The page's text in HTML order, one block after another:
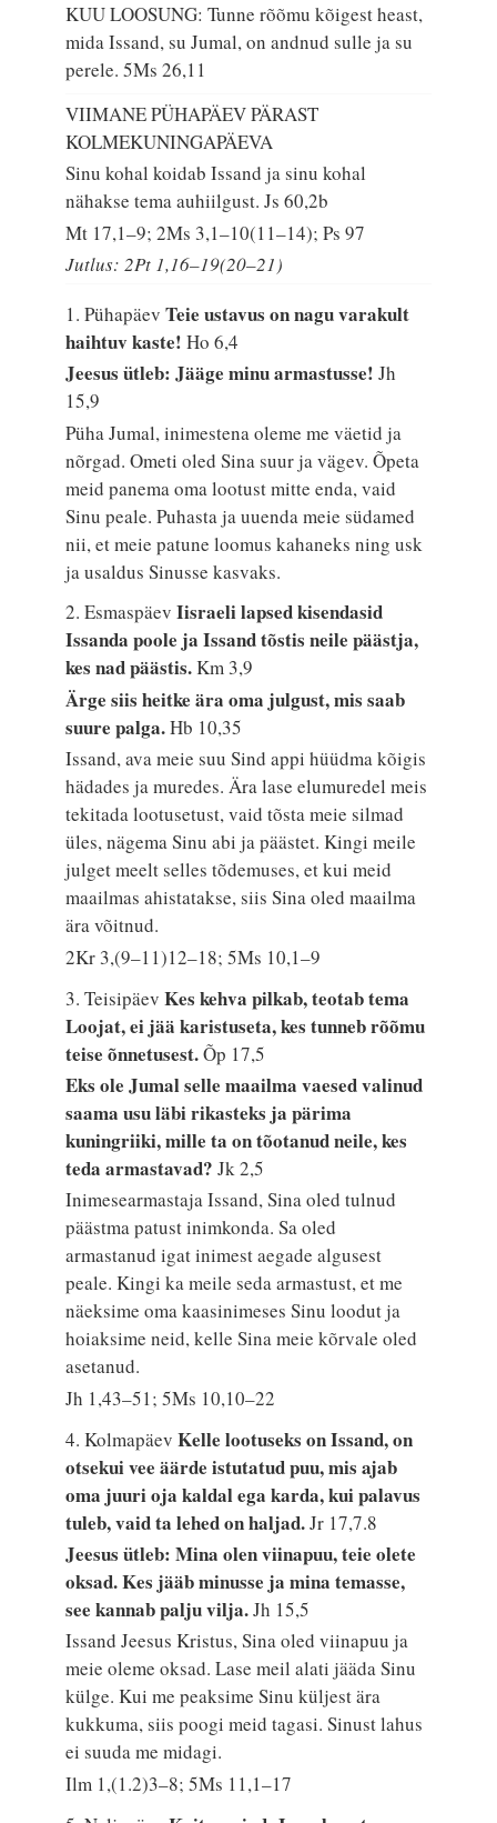
KUU LOOSUNG: Tunne rõõmu kõigest heast,
mida Issand, su Jumal, on andnud sulle ja su
perele.5Ms 26,11
VIIMANE PÜHAPÄEV PÄRAST
KOLMEKUNINGAPÄEVA
Sinu kohal koidab Issand ja sinu kohal
nähakse tema auhiilgust.Js 60,2b
Mt 17,1–9; 2Ms 3,1–10(11–14); Ps 97
Jutlus: 2Pt 1,16–19(20–21)
1. PühapäevTeie ustavus on nagu varakult
haihtuv kaste!Ho 6,4
Jeesus ütleb: Jääge minu armastusse!Jh
15,9
Püha Jumal, inimestena oleme me väetid ja
nõrgad. Ometi oled Sina suur ja vägev. Õpeta
meid panema oma lootust mitte enda, vaid
Sinu peale. Puhasta ja uuenda meie südamed
nii, et meie patune loomus kahaneks ning usk
ja usaldus Sinusse kasvaks.
2. EsmaspäevIisraeli lapsed kisendasid
Issanda poole ja Issand tõstis neile päästja,
kes nad päästis.Km 3,9
Ärge siis heitke ära oma julgust, mis saab
suure palga.Hb 10,35
Issand, ava meie suu Sind appi hüüdma kõigis
hädades ja muredes. Ära lase elumuredel meis
tekitada lootusetust, vaid tõsta meie silmad
üles, nägema Sinu abi ja päästet. Kingi meile
julget meelt selles tõdemuses, et kui meid
maailmas ahistatakse, siis Sina oled maailma
ära võitnud.
2Kr 3,(9–11)12–18; 5Ms 10,1–9
3. TeisipäevKes kehva pilkab, teotab tema
Loojat, ei jää karistuseta, kes tunneb rõõmu
teise õnnetusest.Õp 17,5
Eks ole Jumal selle maailma vaesed valinud
saama usu läbi rikasteks ja pärima
kuningriiki, mille ta on tõotanud neile, kes
teda armastavad?Jk 2,5
Inimesearmastaja Issand, Sina oled tulnud
päästma patust inimkonda. Sa oled
armastanud igat inimest aegade algusest
peale. Kingi ka meile seda armastust, et me
näeksime oma kaasinimeses Sinu loodut ja
hoiaksime neid, kelle Sina meie kõrvale oled
asetanud.
Jh 1,43–51; 5Ms 10,10–22
4. KolmapäevKelle lootuseks on Issand, on
otsekui vee äärde istutatud puu, mis ajab
oma juuri oja kaldal ega karda, kui palavus
tuleb, vaid ta lehed on haljad.Jr 17,7.8
Jeesus ütleb: Mina olen viinapuu, teie olete
oksad. Kes jääb minusse ja mina temasse,
see kannab palju vilja.Jh 15,5
Issand Jeesus Kristus, Sina oled viinapuu ja
meie oleme oksad. Lase meil alati jääda Sinu
külge. Kui me peaksime Sinu küljest ära
kukkuma, siis poogi meid tagasi. Sinust lahus
ei suuda me midagi.
Ilm 1,(1.2)3–8; 5Ms 11,1–17